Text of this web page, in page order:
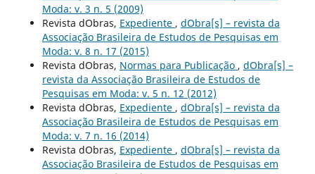
Moda: v. 3 n. 5 (2009)
Revista dObras, Expediente , dObra[s] – revista da
Associação Brasileira de Estudos de Pesquisas em
Moda: v. 8 n. 17 (2015)
Revista dObras, Normas para Publicação , dObra[s] –
revista da Associação Brasileira de Estudos de
Pesquisas em Moda: v. 5 n. 12 (2012)
Revista dObras, Expediente , dObra[s] – revista da
Associação Brasileira de Estudos de Pesquisas em
Moda: v. 7 n. 16 (2014)
Revista dObras, Expediente , dObra[s] – revista da
Associação Brasileira de Estudos de Pesquisas em